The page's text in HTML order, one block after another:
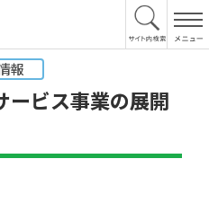
報
ービス事業の展開